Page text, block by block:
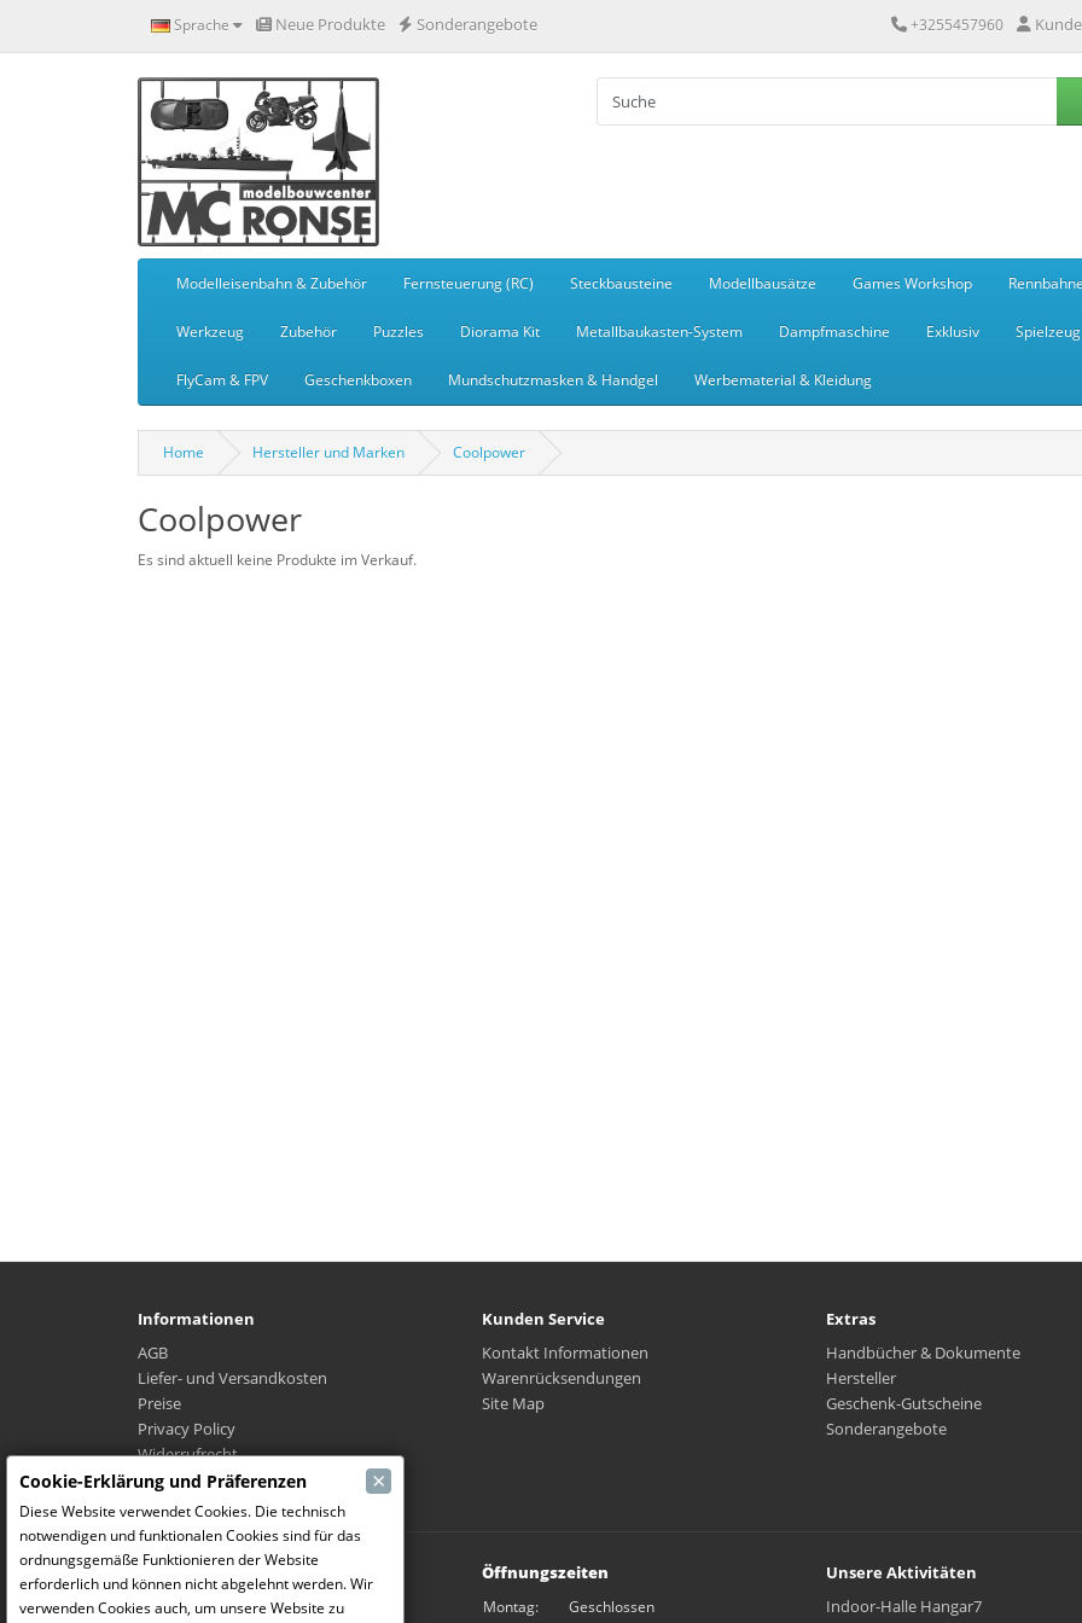
Sprache Neue Produkte Sonderangebote +3255457960
Modelleisenbahn & Zubehör Fernsteuerung (RC) Steckbausteine Modellbausätze Games Workshop
Werkzeug Zubehör Puzzles Diorama Kit Metallbaukasten-System Dampfmaschine Exklusiv Spielzeug
FlyCam & FPV Geschenkboxen Mundschutzmasken & Handgel Werbematerial & Kleidung
Home Hersteller und Marken Coolpower
Coolpower
Es sind aktuell keine Produkte im Verkauf.
Informationen
AGB
Liefer- und Versandkosten
Preise
Privacy Policy
Widerrufrecht
Wo ist mein Paket?
Kunden Service
Kontakt Informationen
Warenrücksendungen
Site Map
Extras
Handbücher & Dokumente
Hersteller
Geschenk-Gutscheine
Sonderangebote
Modelbouw Dekeyser B.V.
Weverijstraat 14
Öffnungszeiten
Montag: Geschlossen
Unsere Aktivitäten
Indoor-Halle Hangar7
Cookie-Erklärung und Präferenzen ×
Diese Website verwendet Cookies. Die technisch
notwendigen und funktionalen Cookies sind für das
ordnungsgemäße Funktionieren der Website
erforderlich und können nicht abgelehnt werden. Wir
verwenden Cookies auch, um unsere Website zu